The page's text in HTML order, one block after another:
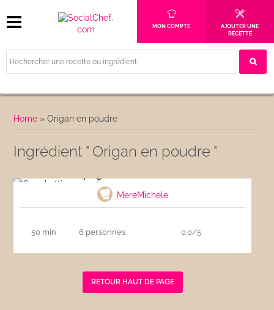
MON COMPTE
AJOUTER UNE
RECETTE
Home »Origan en poudre
Ingrédient " Origan en poudre "
MereMichele
50 min 6 personnes 0.0/5
RETOUR HAUT DE PAGE